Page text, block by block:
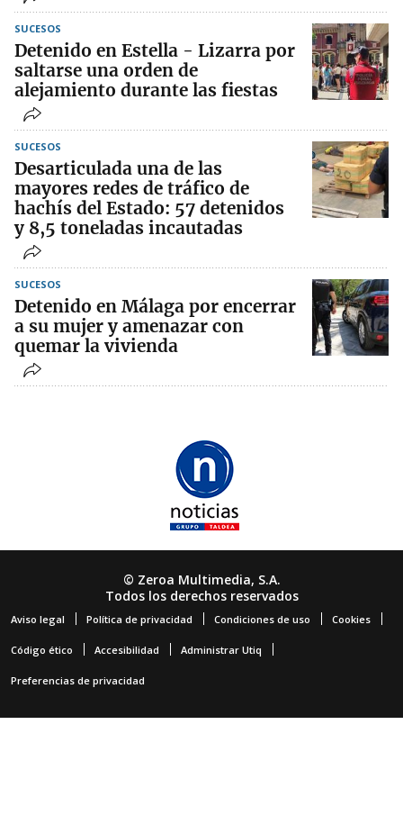
SUCESOS
Detenido en Estella - Lizarra por
saltarse una orden de
alejamiento durante las fiestas
SUCESOS
Desarticulada una de las
mayores redes de tráfico de
hachís del Estado: 57 detenidos
y 8,5 toneladas incautadas
SUCESOS
Detenido en Málaga por encerrar
a su mujer y amenazar con
quemar la vivienda
© Zeroa Multimedia, S.A.
Todos los derechos reservados
Aviso legal Política de privacidad Condiciones de uso Cookies
Código ético Accesibilidad Administrar Utiq
Preferencias de privacidad